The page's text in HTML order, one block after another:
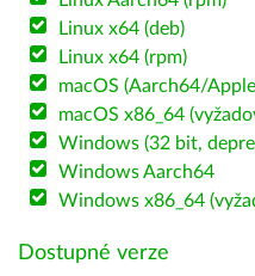
Linux x64 (deb)
Linux x64 (rpm)
macOS (Aarch64/
macOS x86_64
Windows (32 bit,
Windows Aarch64
Windows x86_64
Dostupné verze